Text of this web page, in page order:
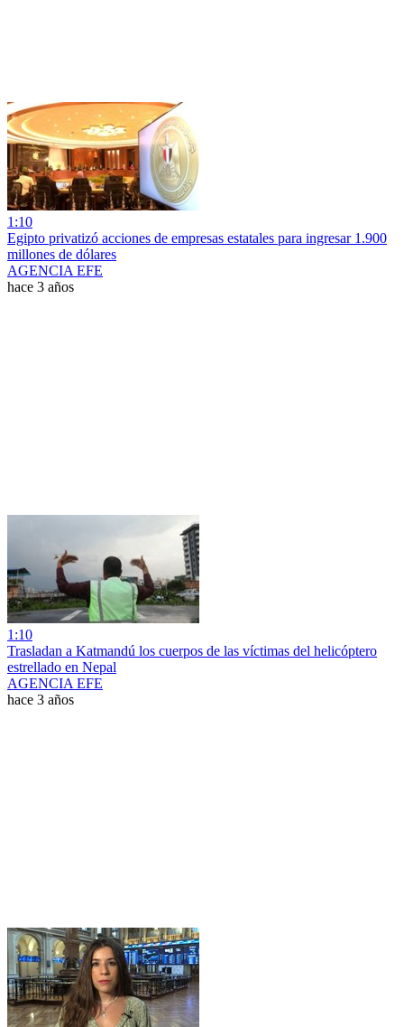
1:10
Egipto privatizó acciones de empresas estatales para ingresar 1.900
millones de dólares
AGENCIA EFE
hace 3 años
1:10
Trasladan a Katmandú los cuerpos de las víctimas del helicóptero
estrellado en Nepal
AGENCIA EFE
hace 3 años